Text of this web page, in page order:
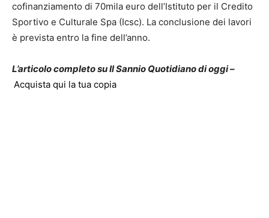
cofinanziamento di 70mila euro dell’Istituto per il Credito
Sportivo e Culturale Spa (Icsc). La conclusione dei lavori
è prevista entro la fine dell’anno.
L’articolo completo su Il Sannio Quotidiano di oggi –
Acquista qui la tua copia